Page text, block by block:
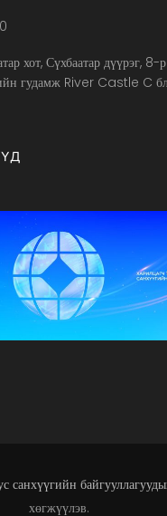
хот, Сүхбаатар дүүрэг, 8-
гудамж River Castle C
санхүүгийн
хөгжүүлэв.